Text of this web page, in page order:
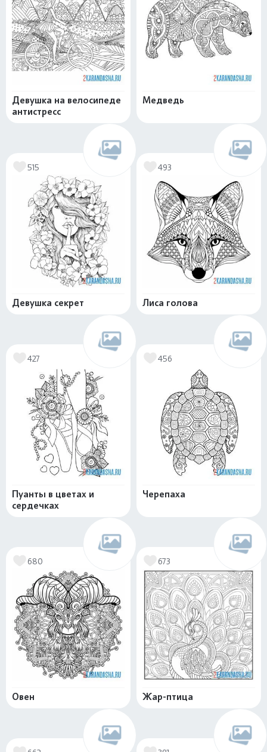
Девушка на велосипеде
антистресс
Медведь
515
Девушка секрет
493
Лиса голова
427
Пуанты в цветах и
сердечках
456
Черепаха
680
Овен
673
Жар-птица